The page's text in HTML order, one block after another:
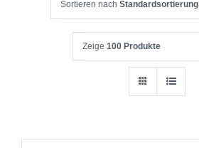
Sortieren nach Standardsortierung
Zeige 100 Produkte